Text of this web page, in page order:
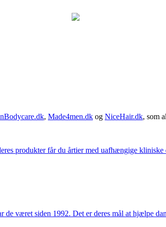
, Made4men.dk og NiceHair.dk, som
produkter får du årtier med uafhængige kliniske
været siden 1992. Det er deres mål at hjælpe